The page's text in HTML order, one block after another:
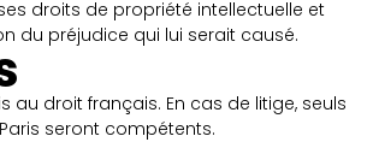
droits de propriété intellectuelle et
du préjudice qui lui serait causé.
au droit français. En cas de litige, seuls
seront compétents.